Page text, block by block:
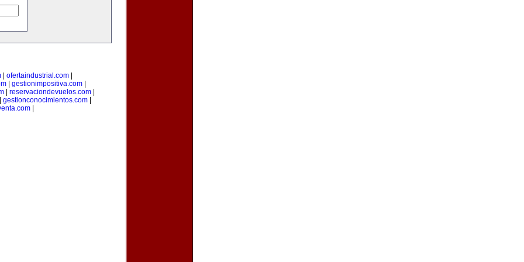
| ofertaindustrial.com|
| gestionimpositiva.com|
| reservaciondevuelos.com|
gestionconocimientos.com|